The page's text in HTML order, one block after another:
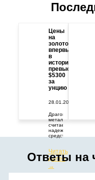
Цены
на
золото
впервые
в
истории
превысили
$5300
за
унцию
28.01.2026
Драгоценный
металл
считается
надежным
средством
от
геополитических
и
экономических
потрясений.
Читать
далее
→
Ответы на